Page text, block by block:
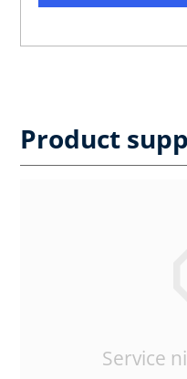
Product
Service